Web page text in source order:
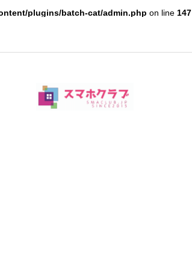
plugins/batch-cat/admin.php on line 147